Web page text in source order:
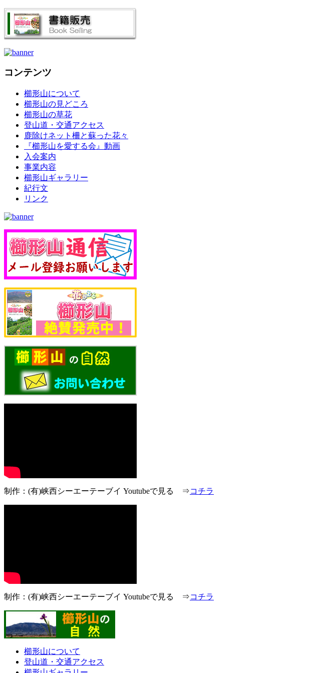
コンテンツ
櫛形山について
櫛形山の見どころ
櫛形山の草花
登山道・交通アクセス
鹿除けネット柵と蘇った花々
『櫛形山を愛する会』動画
入会案内
事業内容
櫛形山ギャラリー
紀行文
リンク
制作：(有)峡西シーエーテーブイ Youtubeで見る ⇒コチラ
制作：(有)峡西シーエーテーブイ Youtubeで見る ⇒コチラ
櫛形山について
登山道・交通アクセス